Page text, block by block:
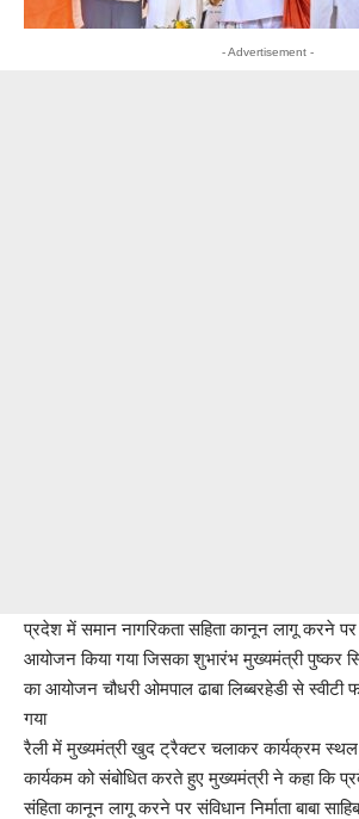
- Advertisement -
प्रदेश में समान नागरिकता सहिता कानून लागू करने पर
आयोजन किया गया जिसका शुभारंभ मुख्यमंत्री पुष्कर
का आयोजन चौधरी ओमपाल ढाबा लिब्बरहेडी से स्वीटी
गया
रैली में मुख्यमंत्री खुद ट्रैक्टर चलाकर कार्यक्रम
कार्यकम को संबोधित करते हुए मुख्यमंत्री ने कहा कि
संहिता कानून लागू करने पर संविधान निर्माता बाबा